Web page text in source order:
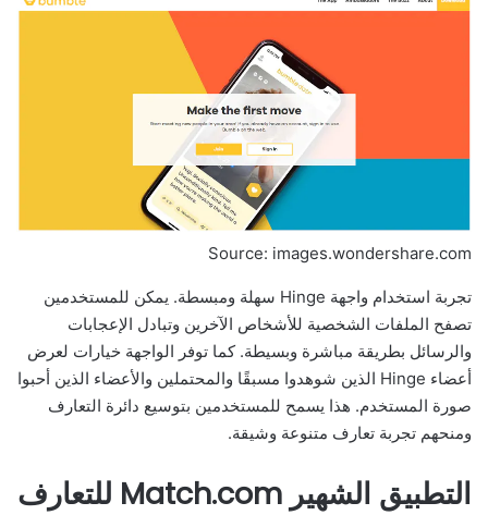
Source: images.wondershare.com
تجربة استخدام واجهة Hinge سهلة ومبسطة. يمكن للمستخدمين
تصفح الملفات الشخصية للأشخاص الآخرين وتبادل الإعجابات
والرسائل بطريقة مباشرة وبسيطة. كما توفر الواجهة خيارات لعرض
أعضاء Hinge الذين شوهدوا مسبقًا والمحتملين والأعضاء الذين أحبوا
صورة المستخدم. هذا يسمح للمستخدمين بتوسيع دائرة التعارف
ومنحهم تجربة تعارف متنوعة وشيقة.
التطبيق الشهير Match.com للتعارف